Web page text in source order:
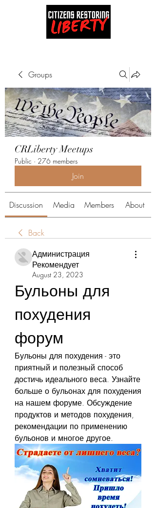
Groups
CRLiberty Meetups
Public · 276 members
Join
Discussion Media Members About
Back
Администрация
Рекомендует
August 23, 2023
Бульоны для
похудения
форум
Бульоны для похудения - это
приятный и полезный способ
достичь идеального веса. Узнайте
больше о бульонах для похудения
на нашем форуме. Обсуждение
продуктов и методов похудения,
рекомендации по применению
бульонов и многое другое.